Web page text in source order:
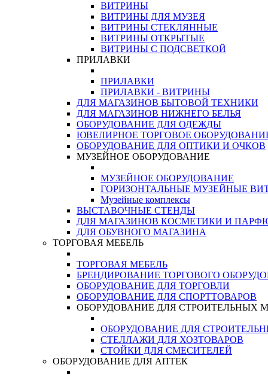
ВИТРИНЫ
ВИТРИНЫ ДЛЯ МУЗЕЯ
ВИТРИНЫ СТЕКЛЯННЫЕ
ВИТРИНЫ ОТКРЫТЫЕ
ВИТРИНЫ С ПОДСВЕТКОЙ
ПРИЛАВКИ
ПРИЛАВКИ
ПРИЛАВКИ - ВИТРИНЫ
ДЛЯ МАГАЗИНОВ БЫТОВОЙ ТЕХНИКИ
ДЛЯ МАГАЗИНОВ НИЖНЕГО БЕЛЬЯ
ОБОРУДОВАНИЕ ДЛЯ ОДЕЖДЫ
ЮВЕЛИРНОЕ ТОРГОВОЕ
ОБОРУДОВАНИЕ ДЛЯ ОПТИКИ И ОЧКОВ
МУЗЕЙНОЕ ОБОРУДОВАНИЕ
МУЗЕЙНОЕ ОБОРУДОВАНИЕ
ГОРИЗОНТАЛЬНЫЕ МУЗЕЙНЫЕ
Музейные комплексы
ВЫСТАВОЧНЫЕ СТЕНДЫ
ДЛЯ МАГАЗИНОВ КОСМЕТИКИ И
ДЛЯ ОБУВНОГО МАГАЗИНА
ТОРГОВАЯ МЕБЕЛЬ
ТОРГОВАЯ МЕБЕЛЬ
БРЕНДИРОВАНИЕ ТОРГОВОГО
ОБОРУДОВАНИЕ ДЛЯ ТОРГОВЛИ
ОБОРУДОВАНИЕ ДЛЯ СПОРТТОВАРОВ
ОБОРУДОВАНИЕ ДЛЯ СТРОИТЕЛЬНЫХ
ОБОРУДОВАНИЕ ДЛЯ
СТЕЛЛАЖИ ДЛЯ ХОЗТОВАРОВ
СТОЙКИ ДЛЯ СМЕСИТЕЛЕЙ
ОБОРУДОВАНИЕ ДЛЯ АПТЕК